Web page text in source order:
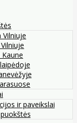
ir paveikslai